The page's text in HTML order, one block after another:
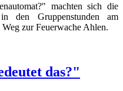
machten sich die
den Gruppenstunden am
zur Feuerwache Ahlen.
das?"